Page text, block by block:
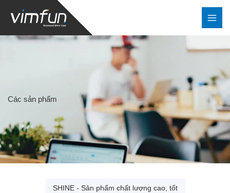
nội
Các sản phẩm
SHINE - Sản phẩm chất lượng cao, tốt